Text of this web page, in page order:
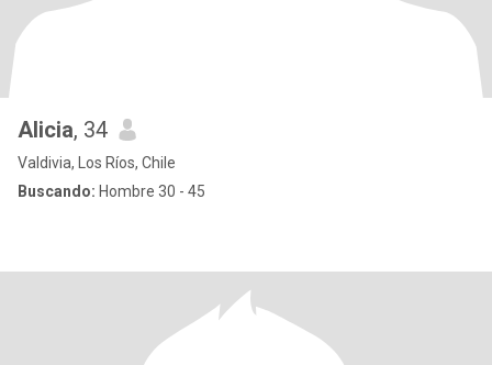
Alicia, 34
Valdivia, Los Ríos, Chile
Buscando: Hombre 30 - 45